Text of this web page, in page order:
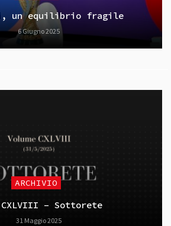
un equilibrio fragile
6 Giugno 2025
ARCHIVIO
– Sottorete
31 Maggio 2025